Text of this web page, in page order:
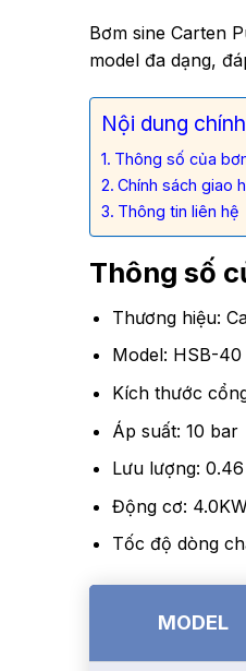
Bơm sine Carten
model đa dạng,
Nội dung chính
Thông số của
Chính sách giao
Thông tin liên hệ
Thông số
Thương hiệu:
Model: HSB-40
Kích thước
Áp suất: 10 bar
Lưu lượng:
Động cơ:
Tốc độ dòng
MODEL